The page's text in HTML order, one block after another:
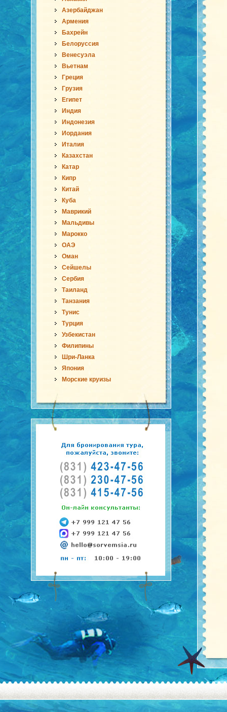
Азербайджан
Армения
Бахрейн
Белоруссия
Венесуэла
Вьетнам
Греция
Грузия
Египет
Индия
Индонезия
Иордания
Италия
Казахстан
Катар
Кипр
Китай
Куба
Маврикий
Мальдивы
Марокко
ОАЭ
Оман
Сейшелы
Сербия
Таиланд
Танзания
Тунис
Турция
Узбекистан
Филипины
Шри-Ланка
Япония
Морские круизы